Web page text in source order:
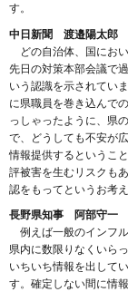
す。
中日新聞 渡邉陽太郎
どの自治体、国にお
先日の対策本部会議で
いう認識を示されてい
に県職員を巻き込んで
っしゃったように、県
で、どうしても不安が
情報提供するというこ
評被害を生むリスクも
認をもってというお考
長野県知事 阿部守一
例えば一般のインフ
県内に数限りなくいら
いちいち情報を出して
す。確定しない間に情